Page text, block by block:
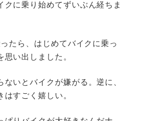
クに乗り始めてずいぶん経ちま
たら、はじめてバイクに乗っ
い出しました。
ないとバイクが嫌がる。逆に、
はすごく嬉しい。